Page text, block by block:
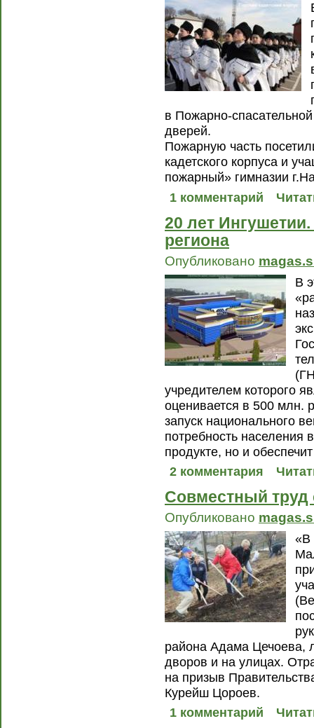
в Пожарно-
дверей.
Пожарную часть
кадетского корпуса и
пожарный» гимназии
1 комментарий
20 лет
региона
Опубликовано
В
учредителем которого
оценивается в 500 млн.
запуск национального
потребность населения
продукте, но и
2 комментария
Совместный труд
Опубликовано
«В
района Адама Цечоева,
дворов и на улицах.
на призыв
Курейш Цороев.
1 комментарий